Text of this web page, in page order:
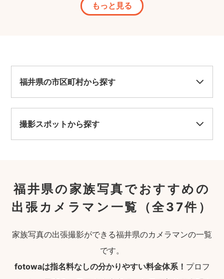
もっと見る
福井県の市区町村から探す
撮影スポットから探す
福井県の家族写真でおすすめの
出張カメラマン一覧
（全37件）
家族写真の出張撮影ができる福井県のカメラマンの一覧
です。
fotowaは指名料なしの分かりやすい料金体系！ プロフ